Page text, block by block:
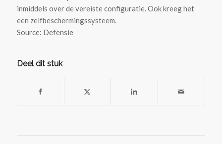
inmiddels over de vereiste configuratie. Ook kreeg het
een zelfbeschermingssysteem.
Source: Defensie
Deel dit stuk